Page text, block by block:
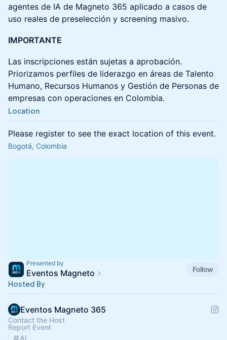
agentes de IA de Magneto 365 aplicado a casos de
uso reales de preselección y screening masivo.
IMPORTANTE
Las inscripciones están sujetas a aprobación.
Priorizamos perfiles de liderazgo en áreas de Talento
Humano, Recursos Humanos y Gestión de Personas de
empresas con operaciones en Colombia.
Location
Please register to see the exact location of this event.
Bogotá, Colombia
Presented by
Eventos Magneto Follow
Hosted By
Eventos Magneto 365
Contact the Host
Report Event
AI